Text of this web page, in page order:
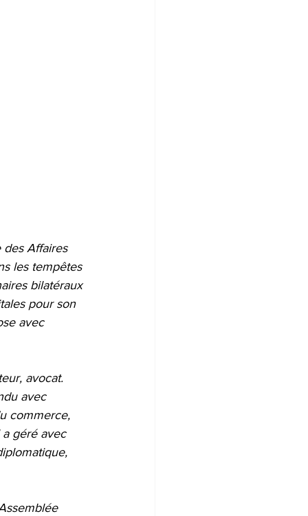
des Affaires
les tempêtes
bilatéraux
pour son
avec
avocat.
avec
commerce,
géré avec